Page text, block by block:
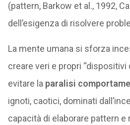
(pattern, Barkow et al., 1992,
dell’esigenza di risolvere
La mente umana si sforza
creare veri e propri “dispositivi
evitare la paralisi
ignoti, caotici, dominati
capacità di elaborare pattern